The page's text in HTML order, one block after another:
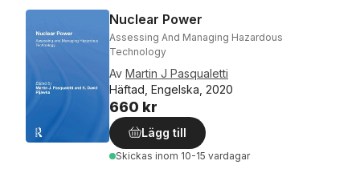
Nuclear Power
Assessing And Managing Hazardous
Technology
Av Martin J Pasqualetti
Häftad, Engelska, 2020
660 kr
Lägg till
Skickas inom 10-15 vardagar